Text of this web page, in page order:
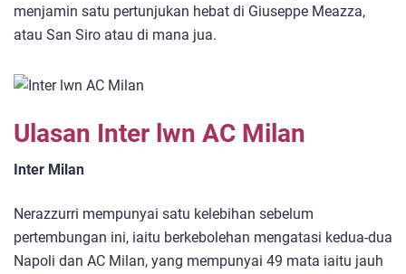
menjamin satu pertunjukan hebat di Giuseppe Meazza,
atau San Siro atau di mana jua.
Ulasan Inter lwn AC Milan
Inter Milan
Nerazzurri mempunyai satu kelebihan sebelum
pertembungan ini, iaitu berkebolehan mengatasi kedua-dua
Napoli dan AC Milan, yang mempunyai 49 mata iaitu jauh